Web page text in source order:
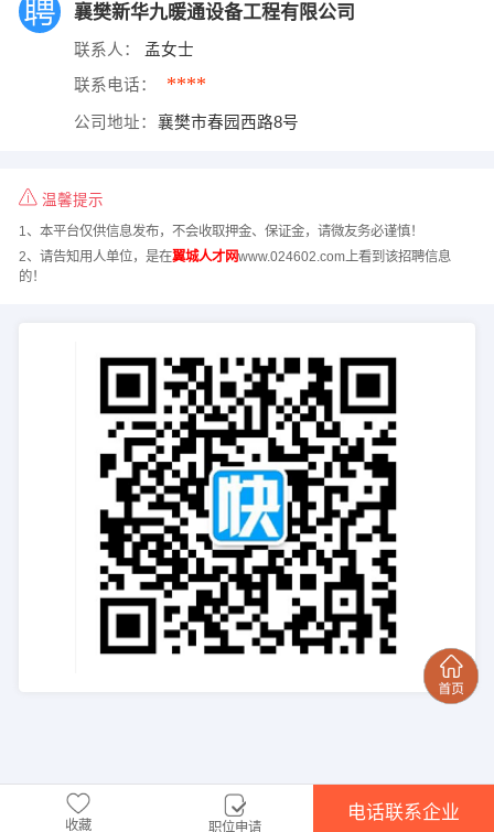
襄樊新华九暖通设备工程有限公司
联系人： 孟女士
联系电话： ****
公司地址： 襄樊市春园西路8号
温馨提示
1、本平台仅供信息发布，不会收取押金、保证金，请微友务必谨慎！
2、请告知用人单位，是在翼城人才网www.024602.com上看到该招聘信息
的！
收藏 职位申请
电话联系企业